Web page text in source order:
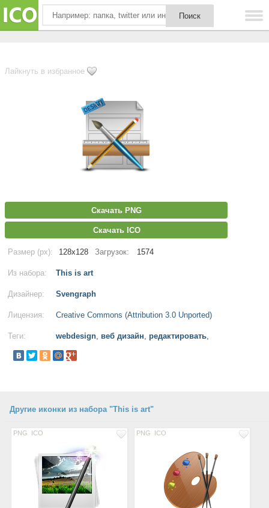
Лайкнуть в избранное
Скачать PNG
Скачать ICO
Размер (px): 128x128 Загрузок: 1574
Из набора: This is art
Дизайнер: Svengraph
Лицензия: Creative Commons (Attribution 3.0 Unported)
Теги: webdesign, веб дизайн, редактировать,
Другие иконки из набора "This is art"
PNG ICO PNG ICO